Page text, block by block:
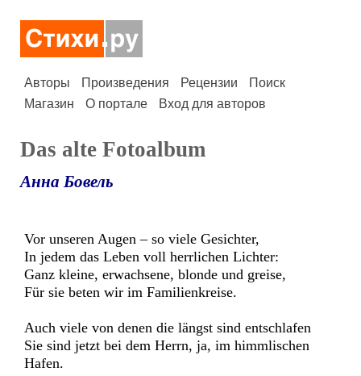
Авторы Произведения Рецензии
Поиск
Магазин
О портале Вход для авторов
Das alte Fotoalbum
Анна Бовель
Vor unseren Augen – so viele Gesichter,
In jedem das Leben voll herrlichen Lichter:
Ganz kleine, erwachsene, blonde und greise,
Für sie beten wir im Familienkreise.
Auch viele von denen die längst sind entschlafen
Sie sind jetzt bei dem Herrn, ja, im himmlischen
Hafen.